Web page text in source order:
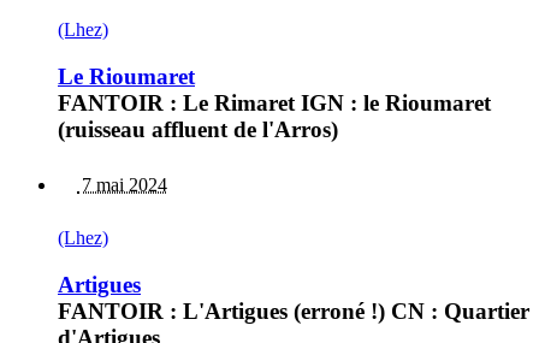
(Lhez)
Le Rioumaret
FANTOIR : Le Rimaret IGN : le Rioumaret
(ruisseau affluent de l'Arros)
7 mai 2024
(Lhez)
Artigues
FANTOIR : L'Artigues (erroné !) CN : Quartier
d'Artigues